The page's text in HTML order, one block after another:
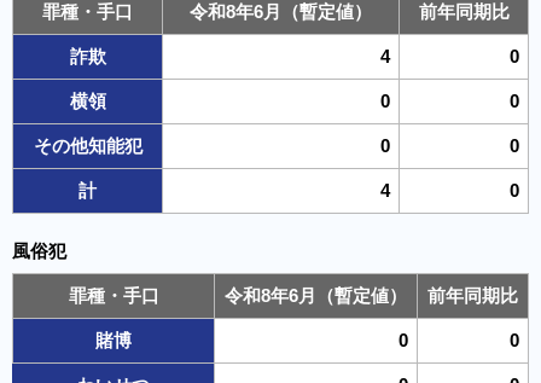
罪種・手口 令和8年6月（暫定値） 前年同期比
詐欺 4 0
横領 0 0
その他知能犯 0 0
計 4 0
風俗犯
罪種・手口 令和8年6月（暫定値） 前年同期比
賭博 0 0